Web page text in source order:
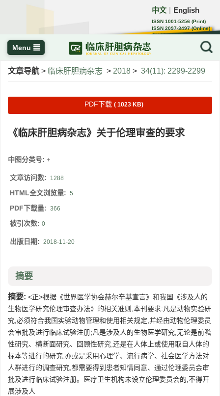
中文 English
ISSN 1001-5256 (Print)
ISSN 2097-3497 (Online)
CN 22-1108/R
Menu
文章导航 > 临床肝胆病杂志 > 2018 > 34(11): 2299-2299
PDF下载 ( 1023 KB)
《临床肝胆病杂志》关于伦理审查的要求
中图分类号: +
文章访问数: 1288
HTML全文浏览量: 5
PDF下载量: 366
被引次数: 0
出版日期: 2018-11-20
摘要
摘要: <正>根据《世界医学协会赫尔辛基宣言》和我国《涉及人的
生物医学研究伦理审查办法》的相关准则,本刊要求:凡是动物实验研
究,必须符合我国实验动物管理和使用相关规定,并经由动物伦理委员
会审批及进行临床试验注册;凡是涉及人的生物医学研究,无论是前瞻
性研究、横断面研究、回顾性研究,还是在人体上或使用取自人体的
标本等进行的研究,亦或是采用心理学、流行病学、社会医学方法对
人群进行的调查研究,都需要得到患者知情同意、通过伦理委员会审
批及进行临床试验注册。医疗卫生机构未设立伦理委员会的,不得开
展涉及人